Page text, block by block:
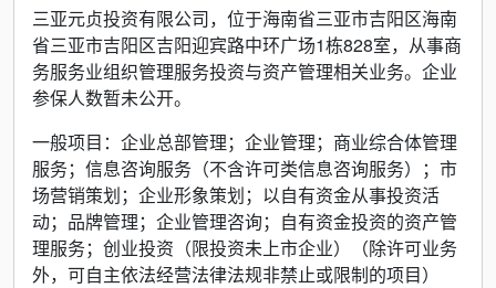
三亚元贞投资有限公司，位于海南省三亚市吉阳区海南
省三亚市吉阳区吉阳迎宾路中环广场1栋828室，从事商
务服务业组织管理服务投资与资产管理相关业务。企业
参保人数暂未公开。
一般项目：企业总部管理；企业管理；商业综合体管理
服务；信息咨询服务（不含许可类信息咨询服务）；市
场营销策划；企业形象策划；以自有资金从事投资活
动；品牌管理；企业管理咨询；自有资金投资的资产管
理服务；创业投资（限投资未上市企业）（除许可业务
外，可自主依法经营法律法规非禁止或限制的项目）